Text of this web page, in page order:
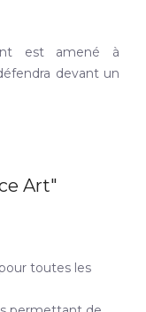
est amené à
devant un
Art"
toutes les